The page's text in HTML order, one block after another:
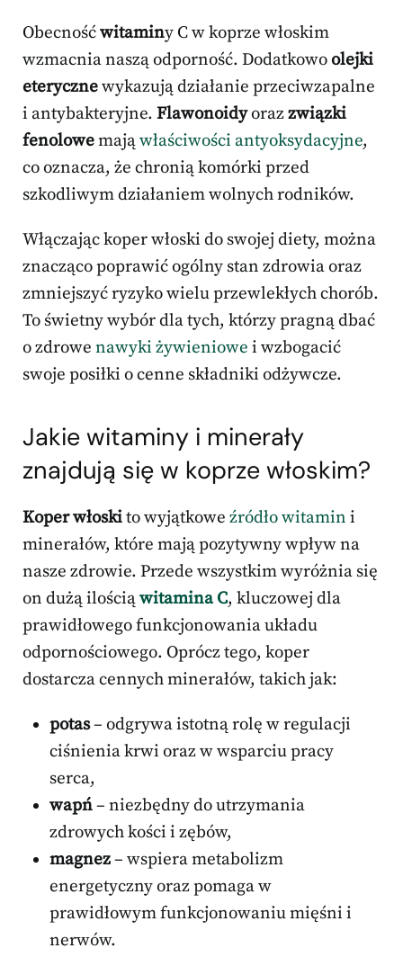
Obecnośćwitaminy C w koprze włoskim
wzmacnia naszą odporność. Dodatkowoolejki
eterycznewykazują działanie przeciwzapalne
i antybakteryjne. Flawonoidyorazzwiązki
fenolowemająwłaściwości antyoksydacyjne,
co oznacza, że chronią komórki przed
szkodliwym działaniem wolnych rodników.
Włączając koper włoski do swojej diety, można
znacząco poprawić ogólny stan zdrowia oraz
zmniejszyć ryzyko wielu przewlekłych chorób.
To świetny wybór dla tych, którzy pragną dbać
o zdrowe nawyki żywieniowe i wzbogacić
swoje posiłki o cenne składniki odżywcze.
Jakie witaminy i minerały
znajdują się w koprze włoskim?
Koper włoskito wyjątkowe źródło witamin i
minerałów, które mają pozytywny wpływ na
nasze zdrowie. Przede wszystkim wyróżnia się
on dużą ilościąwitamina C, kluczowej dla
prawidłowego funkcjonowania układu
odpornościowego. Oprócz tego, koper
dostarcza cennych minerałów, takich jak:
potas– odgrywa istotną rolę w regulacji
ciśnienia krwi oraz w wsparciu pracy
serca,
wapń– niezbędny do utrzymania
zdrowych kości i zębów,
magnez– wspiera metabolizm
energetyczny oraz pomaga w
prawidłowym funkcjonowaniu mięśni i
nerwów.